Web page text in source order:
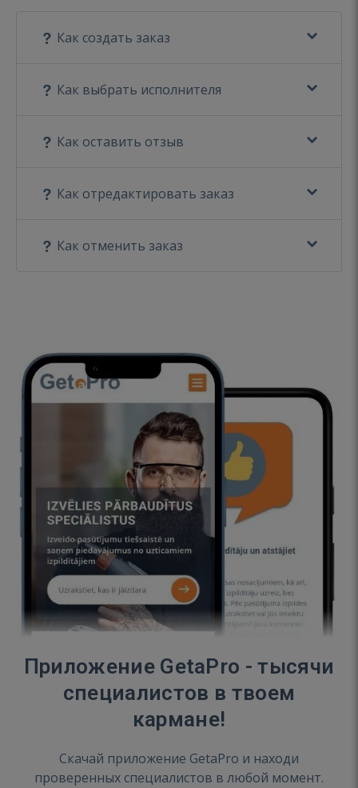
Как создать заказ
Как выбрать исполнителя
Как оставить отзыв
Как отредактировать заказ
Как отменить заказ
Приложение GetaPro - тысячи
специалистов в твоем
кармане!
Скачай приложение GetaPro и находи
проверенных специалистов в любой момент.